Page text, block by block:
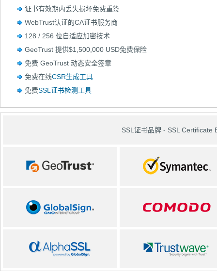
证书有效期内丢失损坏免费重签
WebTrust认证的CA证书服务商
128 / 256 位自适应加密技术
GeoTrust 提供$1,500,000 USD免费保险
免费 GeoTrust 动态安全签章
免费在线CSR生成工具
免费SSL证书检测工具
SSL证书品牌 - SSL Certificate